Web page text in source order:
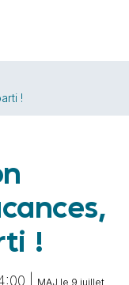
!
!
|
MAJ le 9 juillet